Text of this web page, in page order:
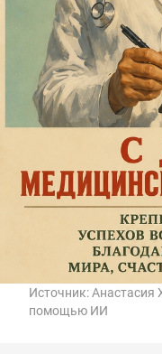
Источник:Анастасия
помощью ИИ